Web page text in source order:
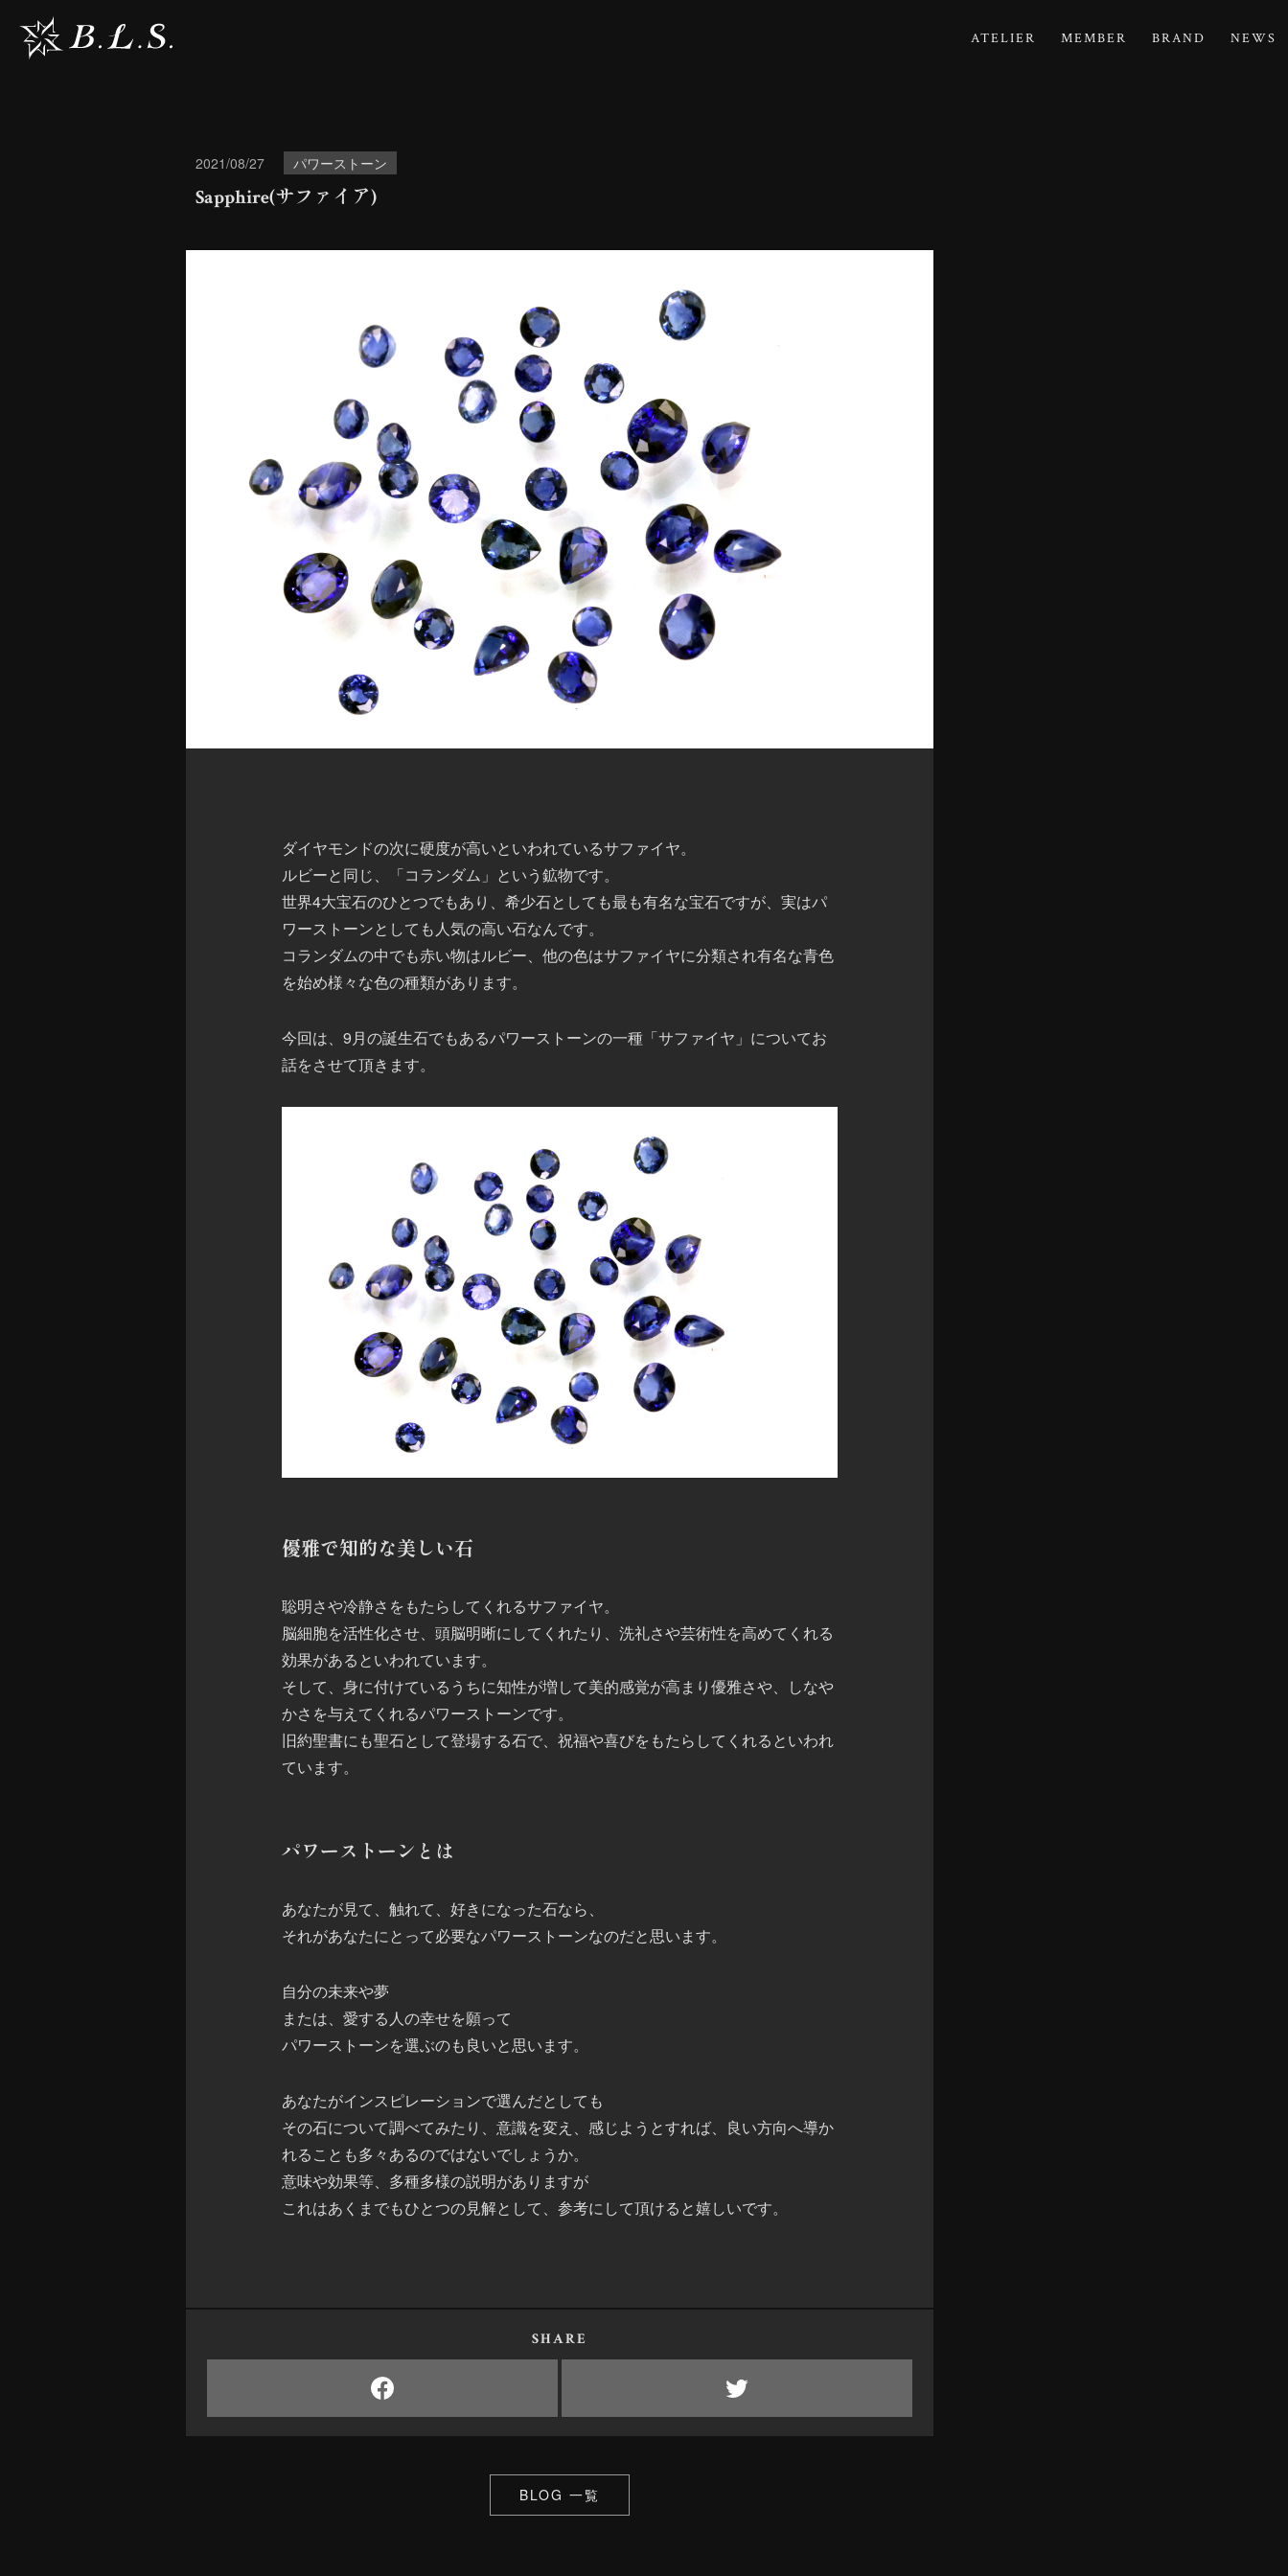
ATELIER MEMBER BRAND NEWS
2021/08/27 パワーストーン
Sapphire(サファイア)
ダイヤモンドの次に硬度が高いといわれているサファイヤ。
ルビーと同じ、「コランダム」という鉱物です。
世界4大宝石のひとつでもあり、希少石としても最も有名な宝石ですが、実はパ
ワーストーンとしても人気の高い石なんです。
コランダムの中でも赤い物はルビー、他の色はサファイヤに分類され有名な青色
を始め様々な色の種類があります。
今回は、9月の誕生石でもあるパワーストーンの一種「サファイヤ」についてお
話をさせて頂きます。
優雅で知的な美しい石
聡明さや冷静さをもたらしてくれるサファイヤ。
脳細胞を活性化させ、頭脳明晰にしてくれたり、洗礼さや芸術性を高めてくれる
効果があるといわれています。
そして、身に付けているうちに知性が増して美的感覚が高まり優雅さや、しなや
かさを与えてくれるパワーストーンです。
旧約聖書にも聖石として登場する石で、祝福や喜びをもたらしてくれるといわれ
ています。
パワーストーンとは
あなたが見て、触れて、好きになった石なら、
それがあなたにとって必要なパワーストーンなのだと思います。
自分の未来や夢
または、愛する人の幸せを願って
パワーストーンを選ぶのも良いと思います。
あなたがインスピレーションで選んだとしても
その石について調べてみたり、意識を変え、感じようとすれば、良い方向へ導か
れることも多々あるのではないでしょうか。
意味や効果等、多種多様の説明がありますが
これはあくまでもひとつの見解として、参考にして頂けると嬉しいです。
SHARE
BLOG 一覧